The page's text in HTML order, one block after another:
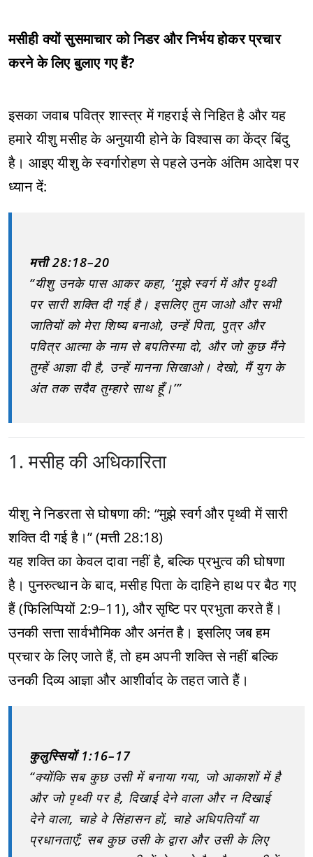
मसीही क्यों सुसमाचार को निडर और निर्भय होकर प्रचार
करने के लिए बुलाए गए हैं?
इसका जवाब पवित्र शास्त्र में गहराई से निहित है और यह
हमारे यीशु मसीह के अनुयायी होने के विश्वास का केंद्र बिंदु
है। आइए यीशु के स्वर्गारोहण से पहले उनके अंतिम आदेश पर
ध्यान दें:
मत्ती 28:18–20
“यीशु उनके पास आकर कहा, ‘मुझे स्वर्ग में और पृथ्वी
पर सारी शक्ति दी गई है। इसलिए तुम जाओ और सभी
जातियों को मेरा शिष्य बनाओ, उन्हें पिता, पुत्र और
पवित्र आत्मा के नाम से बपतिस्मा दो, और जो कुछ मैंने
तुम्हें आज्ञा दी है, उन्हें मानना सिखाओ। देखो, मैं युग के
अंत तक सदैव तुम्हारे साथ हूँ।’”
1. मसीह की अधिकारिता
यीशु ने निडरता से घोषणा की: “मुझे स्वर्ग और पृथ्वी में सारी
शक्ति दी गई है।” (मत्ती 28:18)
यह शक्ति का केवल दावा नहीं है, बल्कि प्रभुत्व की घोषणा
है। पुनरुत्थान के बाद, मसीह पिता के दाहिने हाथ पर बैठ गए
हैं (फिलिप्पियों 2:9–11), और सृष्टि पर प्रभुता करते हैं।
उनकी सत्ता सार्वभौमिक और अनंत है। इसलिए जब हम
प्रचार के लिए जाते हैं, तो हम अपनी शक्ति से नहीं बल्कि
उनकी दिव्य आज्ञा और आशीर्वाद के तहत जाते हैं।
कुलुस्सियों 1:16–17
“क्योंकि सब कुछ उसी में बनाया गया, जो आकाशों में है
और जो पृथ्वी पर है, दिखाई देने वाला और न दिखाई
देने वाला, चाहे वे सिंहासन हों, चाहे अधिपतियाँ या
प्रधानताएँ; सब कुछ उसी के द्वारा और उसी के लिए